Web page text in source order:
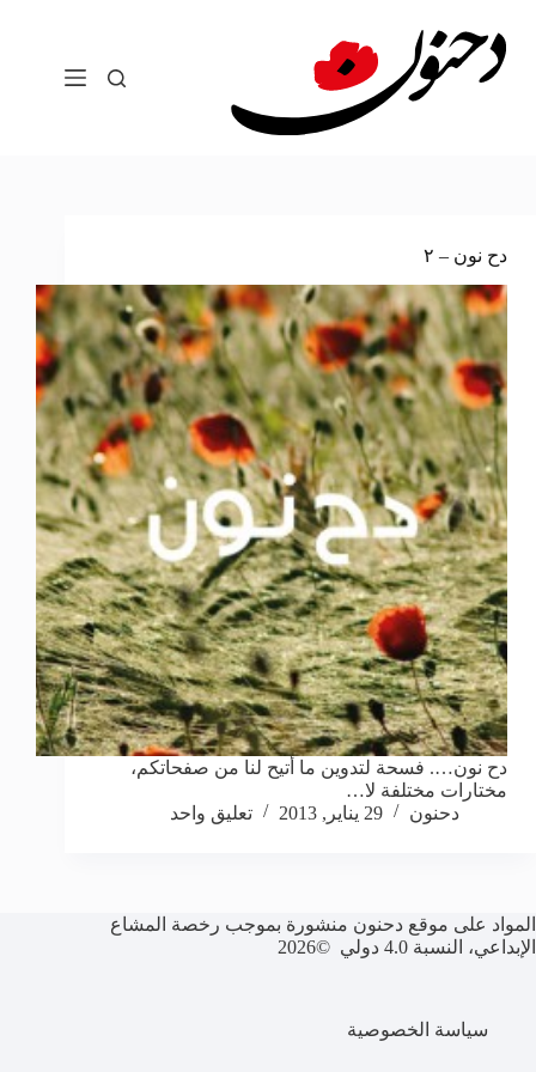
المحتوى
دح نون – ٢
دح نون…. فسحة لتدوين ما أُتيح لنا من صفحاتكم،
مختارات مختلفة لا…
دحنون
29 يناير, 2013 تعليق واحد
المواد على موقع دحنون منشورة بموجب رخصة المشاع
الإبداعي، النسبة 4.0 دولي ©2026
سياسة الخصوصية